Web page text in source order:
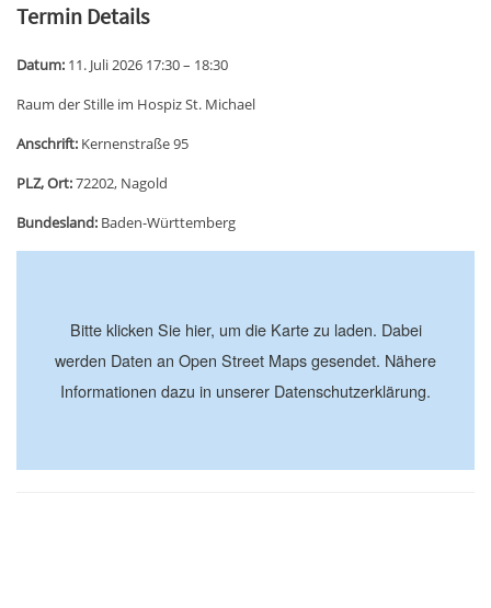
Termin Details
Datum: 11. Juli 2026 17:30– 18:30
Raum der Stille im Hospiz St. Michael
Anschrift: Kernenstraße 95
PLZ, Ort:72202, Nagold
Bundesland: Baden-Württemberg